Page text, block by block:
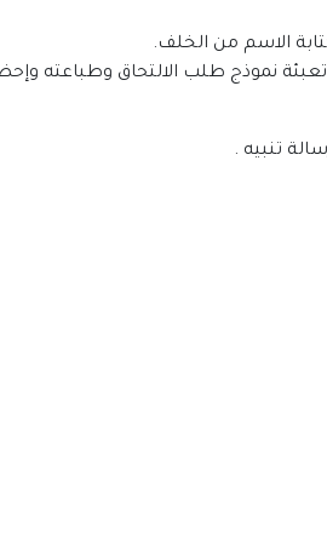
تنبيه .